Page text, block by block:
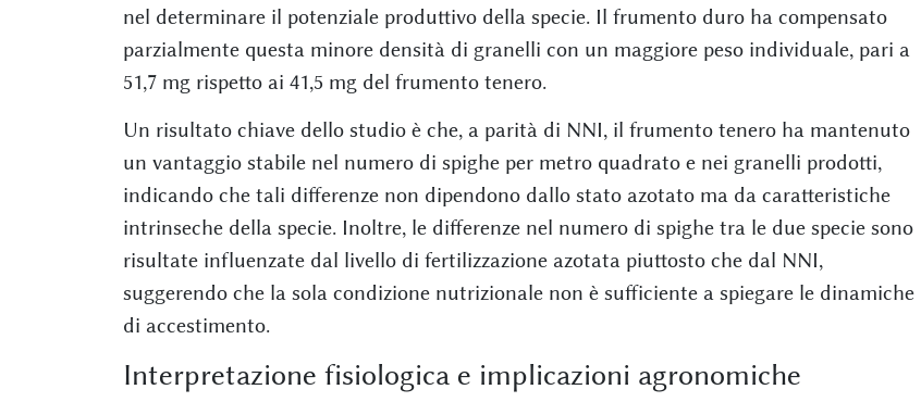
nel determinare il potenziale produttivo della specie. Il frumento duro ha compensato
parzialmente questa minore densità di granelli con un maggiore peso individuale, pari a
51,7 mg rispetto ai 41,5 mg del frumento tenero.
Un risultato chiave dello studio è che, a parità di NNI, il frumento tenero ha mantenuto
un vantaggio stabile nel numero di spighe per metro quadrato e nei granelli prodotti,
indicando che tali differenze non dipendono dallo stato azotato ma da caratteristiche
intrinseche della specie. Inoltre, le differenze nel numero di spighe tra le due specie sono
risultate influenzate dal livello di fertilizzazione azotata piuttosto che dal NNI,
suggerendo che la sola condizione nutrizionale non è sufficiente a spiegare le dinamiche
di accestimento.
Interpretazione fisiologica e implicazioni agronomiche